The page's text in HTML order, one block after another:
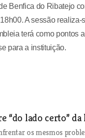
Benfica do Ribatejo
A sessão
terá como
para a instituição.
“do lado certo”
os mesmos